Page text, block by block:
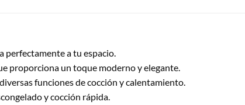
perfectamente a tu espacio.
proporciona un toque moderno y elegante.
funciones de cocción y calentamiento.
y cocción rápida.